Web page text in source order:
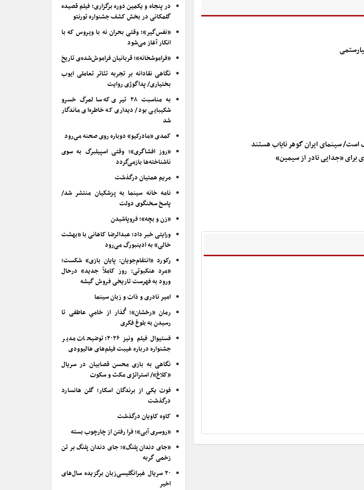
سینمای ایران گوهر نایاب هستند
برای «جدایی نادر از سیمین»
در پنجاه و یکمین دوره برگزاری؛ فیلم قصیده
گلمکانی در بخش کشف جشنواره تورنتو
«نفس‌گیر»؛ وقتی بحران نه با ویروس که با
انکار آغاز می‌شود
«فراموشخانه»؛ قربانیان فراموش‌شده‌ی تاریخ
نگاهی نقادانه بر تجربه تئاتر تعاملی ایوب
بختیاری/ پداگوژی روایت
به مناسبت ۲۸ تیری که سالمرگ خسرو
شکیبایی بود/ دیداری که خاطره‌ای ماندگار
شد
کمدی «مادرکیو» دوباره روی صحنه می‌رود
«روز افشاگری»؛ وقتی اسپیلبرگ به سوی
ناشناخته‌ها بازمی‌گردد
مریم همتیان درگذشت
نامه خانه سینما به پزشکیان منتشر شد/
پاسخ سخنگوی دولت
«زن و بچه»؛ فروپاشیدن
ورایتی خبر داد؛ عبدالرضا کاهانی با «بهشت
خالی» به ادینبورگ می‌رود
رکورد «انتقام‌جویان: پایان بازی» شکست؛
«مرد عنکبوتی: روز کاملاً جدید» درحال
ورود به فهرست تاریخی فروش گیشه
امیر نادری و ذات و زبان سینما
رمان «رخشان»؛ گُذار از خامیِ عاطفی تا
رسیدن به بلوغ فکری
فستیوال فیلم ونیز ۲۰۲۶؛ توضیحات مدیر
جشنواره درباره غیبت فیلم‌های هالیوودی
نگاهی به بازی محسن قصابیان در سریال
«کلاغ»/ استراتژی مکث و سکوت
فوت یکی از برندگان اسکار؛ گلن هانسارد
درگذشت
کاوه کاویان درگذشت
«روسری آبی»؛ فرا رفتن از چارچوب بسته
«جای دندان پلنگ»؛ جای دندان پلنگ بر تن
زخمی گربه
۲۰ سریال غیرانگلیسی‌زبان برگزیده سال‌های
اخیر